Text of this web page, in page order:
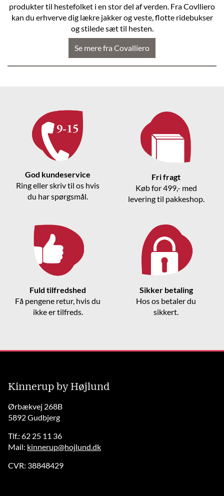
produkter til hestefolket i en stor del af verden. Fra Covlliero
kan du erhverve dig lækre jakker og veste, flotte ridebukser
og stilede sæt til hesten.
Se mere fra Covalliero
God kundeservice
Ring eller skriv til os hvis
du har spørgsmål.
Fri fragt
Køb for 499,- med
levering til pakkeshop.
Fuld tilfredshed
Få pengene retur, hvis du
ikke er tilfreds.
Sikker betaling
Hos os betaler du
sikkert.
Kinnerup by Højlund
Ørbækvej 268B
5892 Gudbjerg
Tlf.: 62 25 11 36
Mail: kinnerup@hojlund.dk
CVR: 38848429